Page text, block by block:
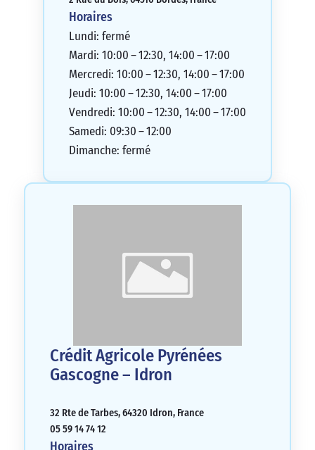
Horaires
Lundi: fermé
Mardi: 10:00 – 12:30, 14:00 – 17:00
Mercredi: 10:00 – 12:30, 14:00 – 17:00
Jeudi: 10:00 – 12:30, 14:00 – 17:00
Vendredi: 10:00 – 12:30, 14:00 – 17:00
Samedi: 09:30 – 12:00
Dimanche: fermé
Crédit Agricole Pyrénées
Gascogne – Idron
32 Rte de Tarbes, 64320 Idron, France
05 59 14 74 12
Horaires